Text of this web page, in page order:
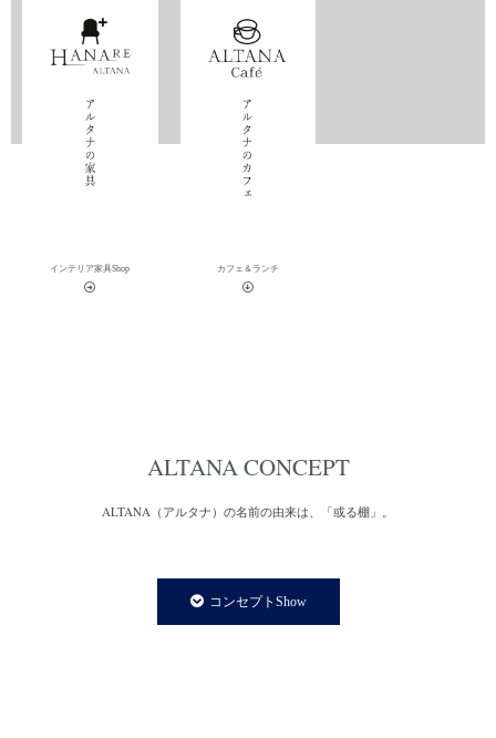
2020-06-28
インテリア家具Shop カフェ＆ランチ
ALTANA CONCEPT
ALTANA（アルタナ）の名前の由来は、「或る棚」。
家での時間は、より快適で満足度の高い暮らしであることが
私たちの永遠のテーマであり、願いです。
コンセプトShow